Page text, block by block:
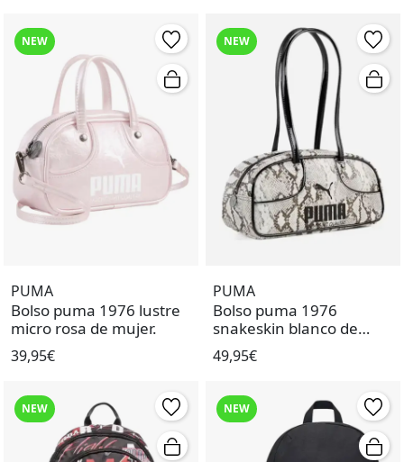
NEW
PUMA
Bolso puma 1976 lustre
micro rosa de mujer.
39,95€
NEW
PUMA
Bolso puma 1976
snakeskin blanco de
mujer.
49,95€
NEW NEW